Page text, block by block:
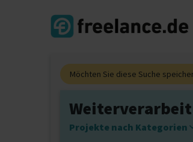
Möchten Sie diese Suche
Projekte nach Kategorien